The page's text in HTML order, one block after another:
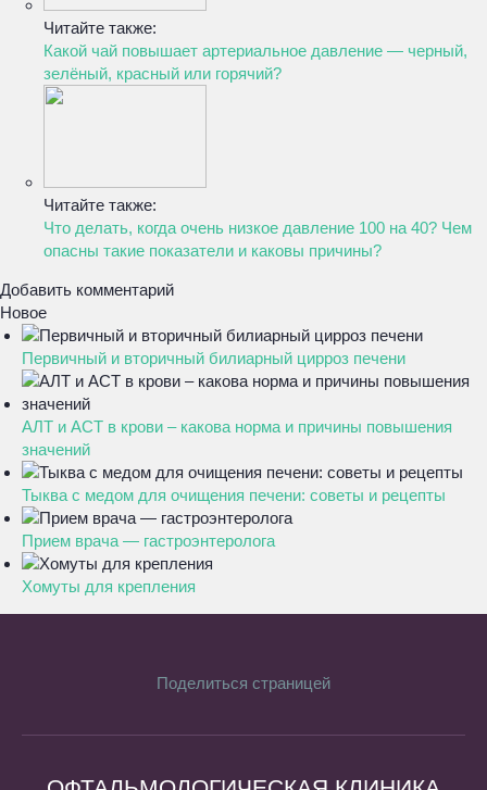
Читайте также:
Какой чай повышает артериальное давление — черный,
зелёный, красный или горячий?
Читайте также:
Что делать, когда очень низкое давление 100 на 40? Чем
опасны такие показатели и каковы причины?
Добавить комментарий
Новое
Первичный и вторичный билиарный цирроз печени
АЛТ и АСТ в крови – какова норма и причины повышения
значений
Тыква с медом для очищения печени: советы и рецепты
Прием врача — гастроэнтеролога
Хомуты для крепления
Поделиться страницей